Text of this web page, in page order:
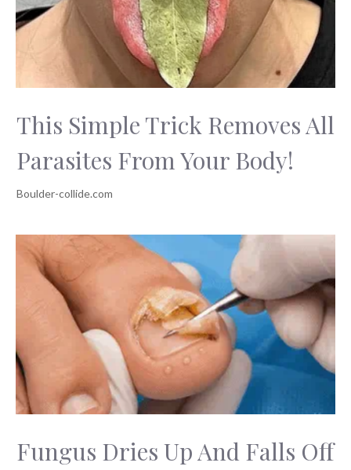
This Simple Trick Removes All
Parasites From Your Body!
Fungus Dries Up And Falls Off